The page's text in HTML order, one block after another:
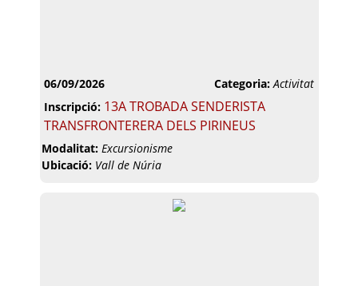
06/09/2026 Categoria: Activitat
Inscripció: 13A TROBADA SENDERISTA
TRANSFRONTERERA DELS PIRINEUS
Modalitat: Excursionisme
Ubicació: Vall de Núria